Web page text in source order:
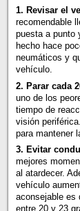
1. Revisar el
recomendable
puesta a punto
hecho hace
neumáticos y
vehículo.
2. Parar cada
uno de los
tiempo de
visión
para mantener
3. Evitar
mejores
al atardecer.
vehículo
aconsejable es
entre 20 y 23